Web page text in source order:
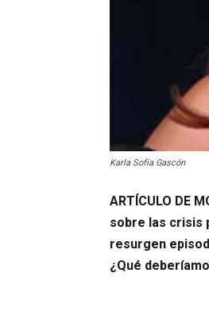
Karla Sofía Gascón
ARTÍCULO DE
sobre las crisis
resurgen
¿Qué